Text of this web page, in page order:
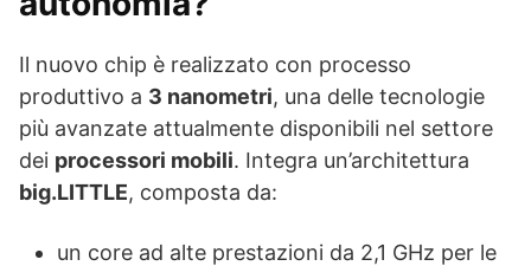
Il nuovo chip è realizzato con processo
produttivo a 3 nanometri, una delle tecnologie
più avanzate attualmente disponibili nel settore
dei processori mobili. Integra un’architettura
big.LITTLE, composta da:
un core ad alte prestazioni da 2,1 GHz per le